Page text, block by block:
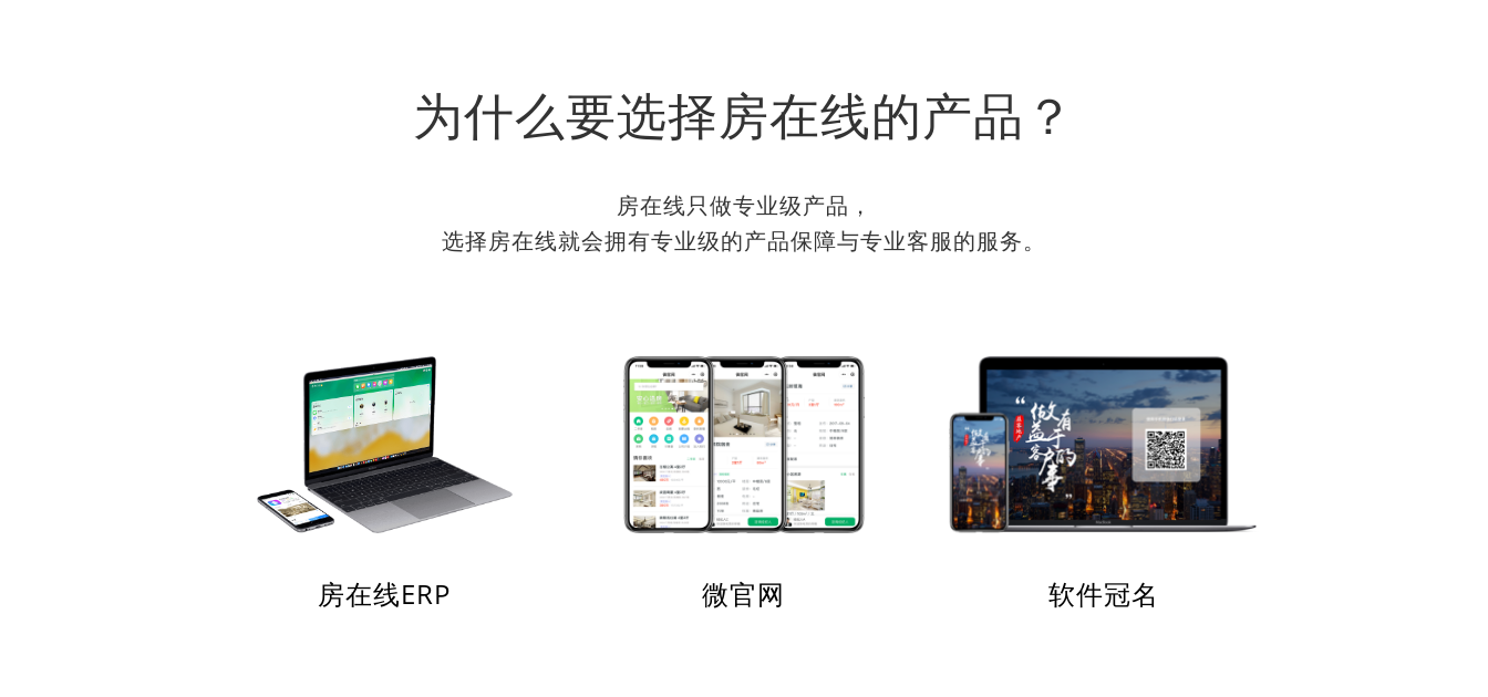
为什么要选择房在线的产品？
房在线只做专业级产品，
选择房在线就会拥有专业级的产品保障与专业客服的服务。
房在线ERP 微官网 软件冠名